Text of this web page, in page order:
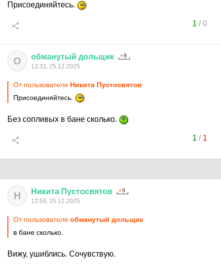
Присоединяйтесь.
1 /0
О обманутый дольщик
13:31, 25.12.2025
От пользователя Никита Пустосвятов
Присоединяйтесь.
Без сопливых в бане сколько.
1 / 1
Н Никита Пустосвятов
13:59, 25.12.2025
От пользователя обманутый дольщик
в бане сколько.
Вижу, ушиблись. Сочувствую.